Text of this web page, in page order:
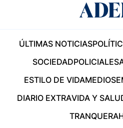
ÚLTIMAS NOTICIAS
SOCIEDADPOLICIALES
ESTILO DE VIDAMEDIOS
DIARIO EXTRAVIDA Y
TRANQUERA